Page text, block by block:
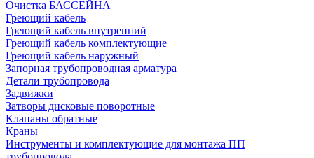
Очистка БАССЕЙНА
Греющий кабель
Греющий кабель внутренний
Греющий кабель комплектующие
Греющий кабель наружный
Запорная трубопроводная арматура
Детали трубопровода
Задвижки
Затворы дисковые поворотные
Клапаны обратные
Краны
Инструменты и комплектующие для монтажа ПП